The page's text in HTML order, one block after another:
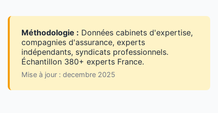
Méthodologie : Données cabinets d'expertise,
compagnies d'assurance, experts
indépendants, syndicats professionnels.
Échantillon 380+ experts France.
Mise à jour : decembre 2025